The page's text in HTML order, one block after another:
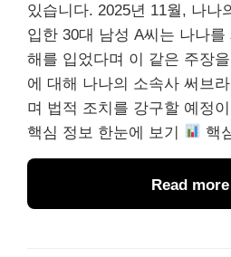
있습니다. 2025년 11월, 나나
입한 30대 남성 A씨는 나나
해를 입었다며 이 같은 주장
에 대해 나나의 소속사 써브
며 법적 조치를 강구할 예정
핵심 정보 한눈에 보기
핵
Read more